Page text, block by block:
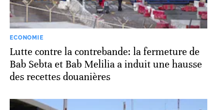
ECONOMIE
Lutte contre la contrebande: la fermeture de
Bab Sebta et Bab Melilia a induit une hausse
des recettes douanières